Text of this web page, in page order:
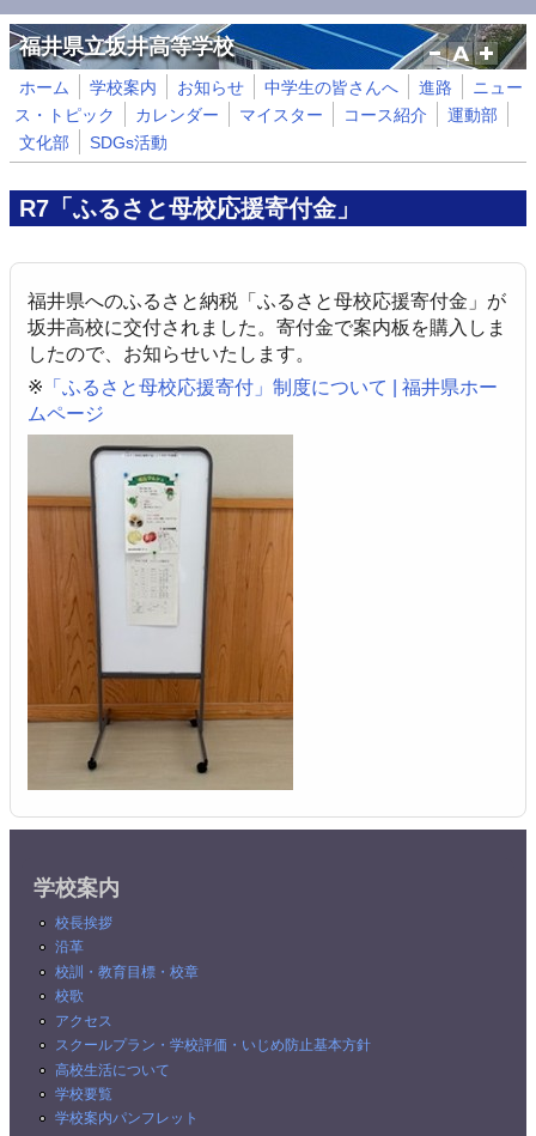
メインコンテンツに移動
福井県立坂井高等学校
ホーム 学校案内 お知らせ 中学生の皆さんへ 進路
ニュー
ス・トピック
カレンダー マイスター コース紹介
運動部
文化部
SDGs活動
R7「ふるさと母校応援寄付金」
福井県へのふるさと納税「ふるさと母校応援寄付金」が
坂井高校に交付されました。寄付金で案内板を購入しま
したので、お知らせいたします。
※ 「ふるさと母校応援寄付」制度について | 福井県ホー
ムページ
学校案内
校長挨拶
沿革
校訓・教育目標・校章
校歌
アクセス
スクールプラン・学校評価・いじめ防止基本方針
高校生活について
学校要覧
学校案内パンフレット